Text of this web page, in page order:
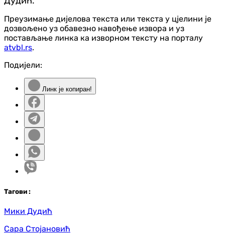
Преузимање дијелова текста или текста у цјелини је
дозвољено уз обавезно навођење извора и уз
постављање линка ка изворном тексту на порталу
atvbl.rs.
Подијели:
Линк је копиран!
Тагови :
Мики Дудић
Сара Стојановић